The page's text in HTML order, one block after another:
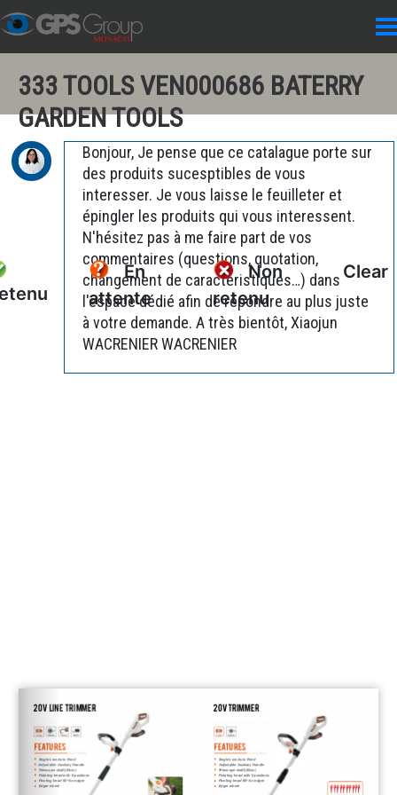
333 TOOLS VEN000686 BATERRY
GARDEN TOOLS
En
attente
Non
retenu
Clear
Bonjour, Je pense que ce catalague porte sur
des produits sucesptibles de vous
interesser. Je vous laisse le feuilleter et
épingler les produits qui vous interessent.
N'hésitez pas à me faire part de vos
commentaires (questions, quotation,
changement de caractéristiques…) dans
l'espace dédié afin de répondre au plus juste
à votre demande. A très bientôt, Xiaojun
WACRENIER WACRENIER